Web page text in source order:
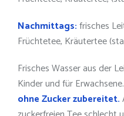
Nachmittags:frisches
Früchtetee, Kräutertee
Frisches Wasser aus der
Kinder und für Erwachsene.
ohne Zucker zubereitet.